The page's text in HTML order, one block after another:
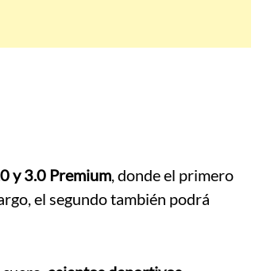
y 3.0 Premium, donde el primero
el segundo también podrá